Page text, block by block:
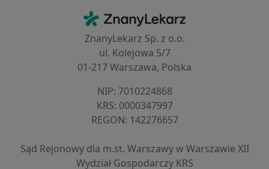
ZnanyLekarz - Strona główna
ZnanyLekarz Sp. z o.o.
ul. Kolejowa 5/7
01-217 Warszawa, Polska
NIP: ⁠7010224868
KRS: ⁠0000347997
REGON: ⁠142276657
Sąd Rejonowy dla m.st. Warszawy w Warszawie XII
Wydział Gospodarczy KRS